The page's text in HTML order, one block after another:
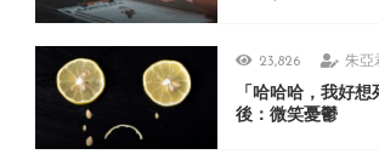
23,826 朱亞
「哈哈哈，我好
後：微笑憂鬱